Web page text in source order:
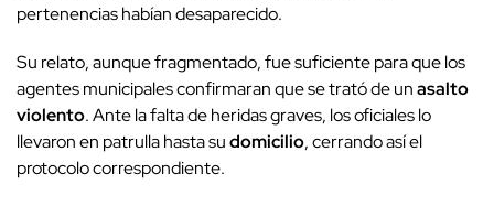
pertenencias habían desaparecido.
Su relato, aunque fragmentado, fue suficiente para que los
agentes municipales confirmaran que se trató de unasalto
violento. Ante la falta de heridas graves, los oficiales lo
llevaron en patrulla hasta sudomicilio, cerrando así el
protocolo correspondiente.